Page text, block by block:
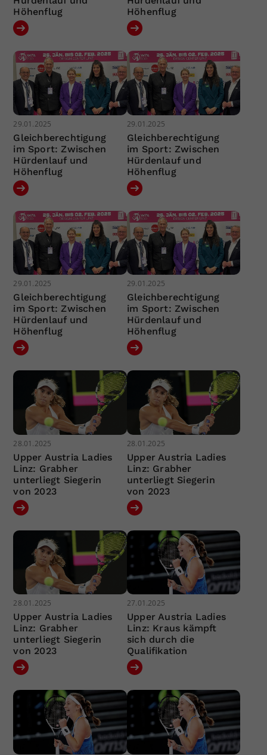
Höhenflug
Höhenflug
29.01.2025
Gleichberechtigung
im Sport: Zwischen
Hürdenlauf und
Höhenflug
29.01.2025
Gleichberechtigung
im Sport: Zwischen
Hürdenlauf und
Höhenflug
29.01.2025
Gleichberechtigung
im Sport: Zwischen
Hürdenlauf und
Höhenflug
29.01.2025
Gleichberechtigung
im Sport: Zwischen
Hürdenlauf und
Höhenflug
28.01.2025
Upper Austria Ladies
Linz: Grabher
unterliegt Siegerin
von 2023
28.01.2025
Upper Austria Ladies
Linz: Grabher
unterliegt Siegerin
von 2023
28.01.2025
Upper Austria Ladies
Linz: Grabher
unterliegt Siegerin
von 2023
27.01.2025
Upper Austria Ladies
Linz: Kraus kämpft
sich durch die
Qualifikation